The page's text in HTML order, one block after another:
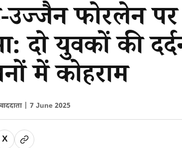
उज्जैन फोरलेन
दो युवकों की
में कोहराम
| 7 June 2025
X